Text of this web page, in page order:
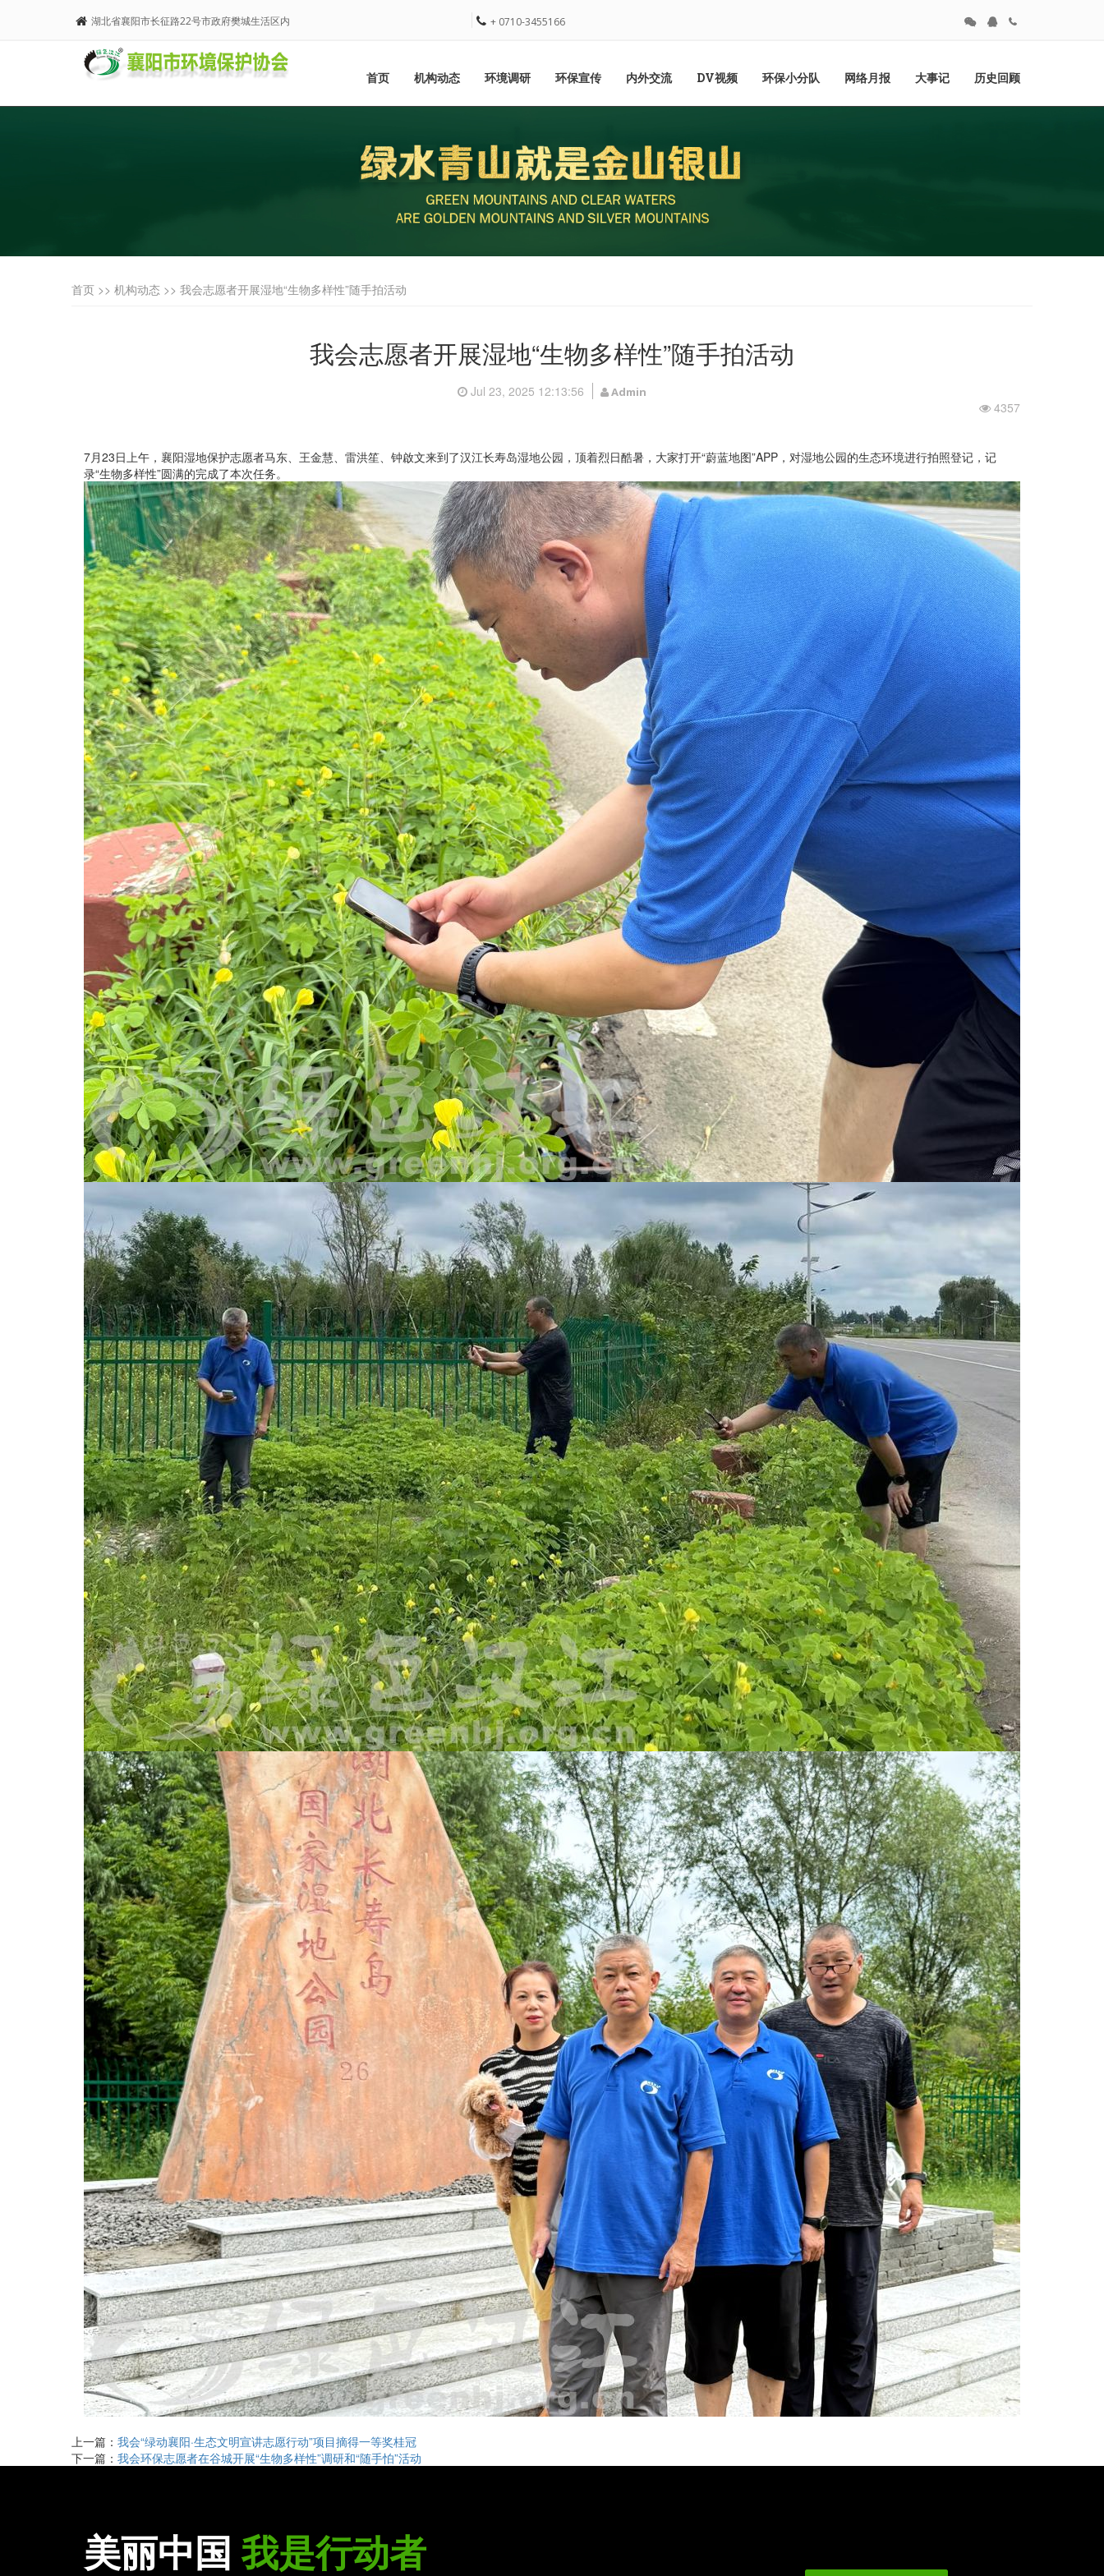
湖北省襄阳市长征路22号市政府樊城生活区内 + 0710-3455166
首页 机构动态 环境调研 环保宣传 内外交流 DV视频 环保小分队 网络月报 大事记 历史回顾
首页 >> 机构动态 >> 我会志愿者开展湿地“生物多样性”随手拍活动
我会志愿者开展湿地“生物多样性”随手拍活动
Jul 23, 2025 12:13:56 Admin
4357
7月23日上午，襄阳湿地保护志愿者马东、王金慧、雷洪笙、钟啟文来到了汉江长寿岛湿地公园，顶着烈日酷暑，大家打开“蔚蓝地图”APP ，对湿地公园的生态环境进行拍照登记，记
录“生物多样性”圆满的完成了本次任务。
上一篇： 我会“绿动襄阳·生态文明宣讲志愿行动”项目摘得一等奖桂冠
下一篇： 我会环保志愿者在谷城开展“生物多样性”调研和“随手怕”活动
美丽中国 我是行动者